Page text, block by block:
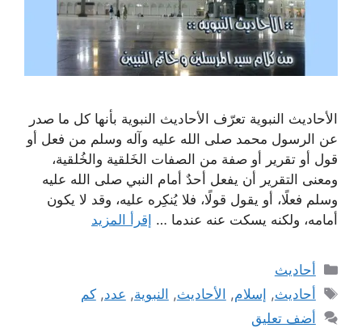
الأحاديث النبوية تعرّف الأحاديث النبوية بأنها كل ما صدر
عن الرسول محمد صلى الله عليه وآله وسلم من فعل أو
قول أو تقرير أو صفة من الصفات الخَلقية والخُلقية،
ومعنى التقرير أن يفعل أحدٌ أمام النبي صلى الله عليه
وسلم فعلًا، أو يقول قولًا، فلا يُنكِره عليه، وقد لا يكون
أمامه، ولكنه يسكت عنه عندما … إقرأ المزيد
التصنيفات
أحاديث
الوسوم
أحاديث, إسلام, الأحاديث, النبوية, عدد,كم
أضف تعليق